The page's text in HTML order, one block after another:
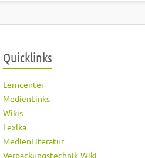
Quicklinks
Lerncenter
MedienLinks
Wikis
Lexika
MedienLiteratur
Verpackungstechnik-Wiki